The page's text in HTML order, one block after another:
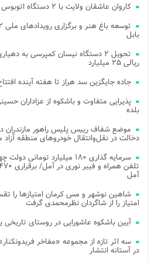
کاروان عاشقان ولایت با ۲ دستگاه اتوبوس از بلده راهی تهران شد
بابل
تحویل ۲ دستگاه نیسان کمپرسی به
ریالی ۲۵ میلیارد
جاده جایگزین سد هراز تا هفته آینده
بلده
موضع شفاف رییس پلیس راهور مازندران
دخالت در نقل‌وانتقال خودروهای منطقه آزاد
سرمایه گذاری ۱۸۰ میلیارد
آمل
شاهین نوشهر و مس کرمان امتیازها را
امتیاز را از شاگردان نظرمحمدی گرفت
آیین باشکوه عاشورایی در روستای
سه اثر تازه از مجموعه «مفاخر
در آستانه انتشار